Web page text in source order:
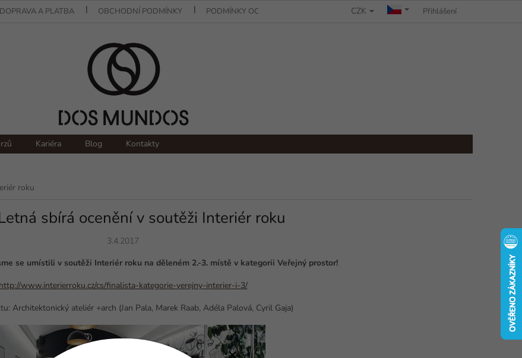
DOPRAVA A PLATBA OBCHODNÍ PODMÍNKY PODMÍNKY OCHRANY OSOBNÍCH ÚDAJŮ REKLAMAČNÍ ŘÁD
CZK Přihlášení
Kariéra Blog Kontakty
roku
sbírá ocenění v soutěži Interiér roku
3.4.2017
se umístili v soutěži Interiér roku na děleném 2.-3. místě v kategorii Veřejný prostor!
http://www.interierroku.cz/cs/finalista-kategorie-verejny-interier-i-3/
Architektonický ateliér +arch (Jan Pala, Marek Raab, Adéla Palová, Cyril Gaja)